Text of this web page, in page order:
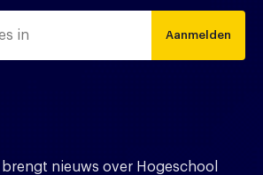
Aanmelden
nieuws over Hogeschool